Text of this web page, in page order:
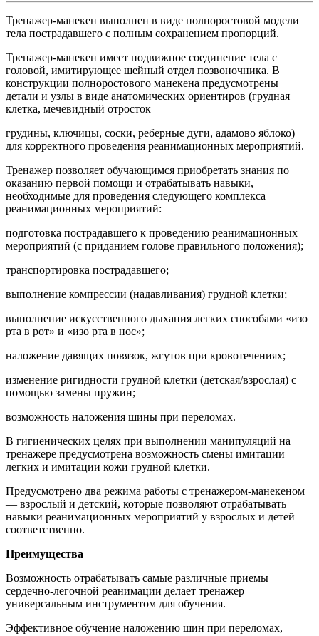
Тренажер-манекен выполнен в виде полноростовой модели
тела пострадавшего с полным сохранением пропорций.
Тренажер-манекен имеет подвижное соединение тела с
головой, имитирующее шейный отдел позвоночника. В
конструкции полноростового манекена предусмотрены
детали и узлы в виде анатомических ориентиров (грудная
клетка, мечевидный отросток
грудины, ключицы, соски, реберные дуги, адамово яблоко)
для корректного проведения реанимационных мероприятий.
Тренажер позволяет обучающимся приобретать знания по
оказанию первой помощи и отрабатывать навыки,
необходимые для проведения следующего комплекса
реанимационных мероприятий:
подготовка пострадавшего к проведению реанимационных
мероприятий (с приданием голове правильного положения);
транспортировка пострадавшего;
выполнение компрессии (надавливания) грудной клетки;
выполнение искусственного дыхания легких способами «изо
рта в рот» и «изо рта в нос»;
наложение давящих повязок, жгутов при кровотечениях;
изменение ригидности грудной клетки (детская/взрослая) с
помощью замены пружин;
возможность наложения шины при переломах.
В гигиенических целях при выполнении манипуляций на
тренажере предусмотрена возможность смены имитации
легких и имитации кожи грудной клетки.
Предусмотрено два режима работы с тренажером-манекеном
— взрослый и детский, которые позволяют отрабатывать
навыки реанимационных мероприятий у взрослых и детей
соответственно.
Преимущества
Возможность отрабатывать самые различные приемы
сердечно-легочной реанимации делает тренажер
универсальным инструментом для обучения.
Эффективное обучение наложению шин при переломах,